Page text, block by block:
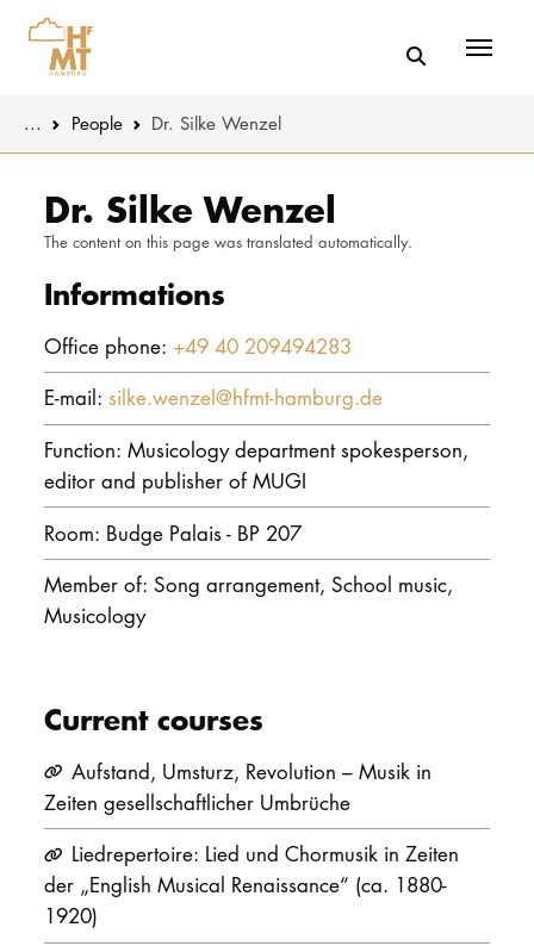
You are here:
... People Dr. Silke Wenzel
Dr. Silke Wenzel
The content on this page was translated automatically.
Informations
Office phone: +49 40 209494283
E-mail: silke.wenzel@hfmt-hamburg.de
Function: Musicology department spokesperson,
editor and publisher of MUGI
Room: Budge Palais - BP 207
Member of: Song arrangement, School music,
Musicology
Current courses
Aufstand, Umsturz, Revolution – Musik in
Zeiten gesellschaftlicher Umbrüche
Liedrepertoire: Lied und Chormusik in Zeiten
der „English Musical Renaissance“ (ca. 1880-
1920)
Network